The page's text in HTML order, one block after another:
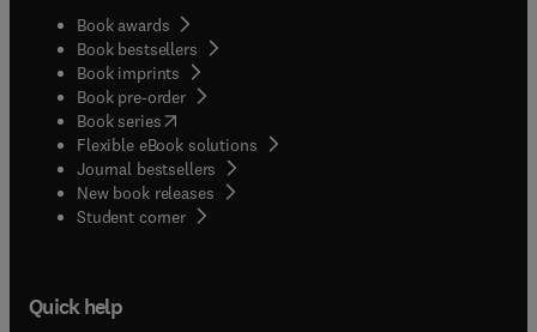
Book awards
Book bestsellers
Book imprints
Book pre-order
Book series(opens in new tab/window
Flexible eBook solutions
Journal bestsellers
New book releases
Student corner( opens in new tab/window
Quick help